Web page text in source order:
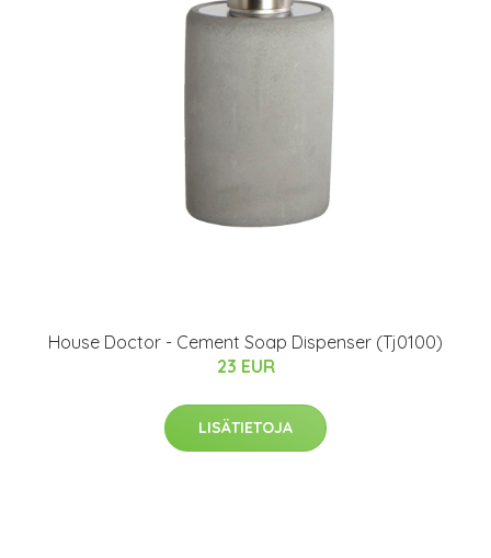
House Doctor - Cement Soap Dispenser (Tj0100)
23 EUR
LISÄTIETOJA